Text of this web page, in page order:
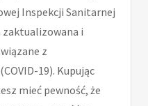
Inspekcji Sanitarnej
zaktualizowana i
z
19). Kupując
mieć pewność, że